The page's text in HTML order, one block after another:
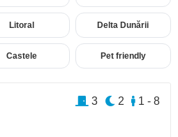
Litoral Delta Dunării
Castele Pet friendly
1 - 8
2
3